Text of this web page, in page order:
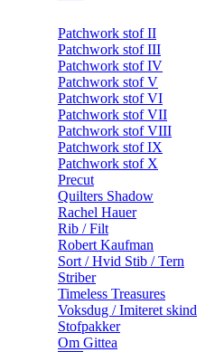
Patchwork stof II
Patchwork stof III
Patchwork stof IV
Patchwork stof V
Patchwork stof VI
Patchwork stof VII
Patchwork stof VIII
Patchwork stof IX
Patchwork stof X
Precut
Quilters Shadow
Rachel Hauer
Rib / Filt
Robert Kaufman
Sort / Hvid Stib / Tern
Striber
Timeless Treasures
Voksdug / Imiteret skind
Stofpakker
Om Gittea